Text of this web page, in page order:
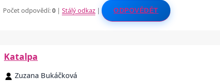
Počet odpovědí:0 |Stálý odkaz | ODPOVĚDĚT
Katalpa
Zuzana Bukáčková